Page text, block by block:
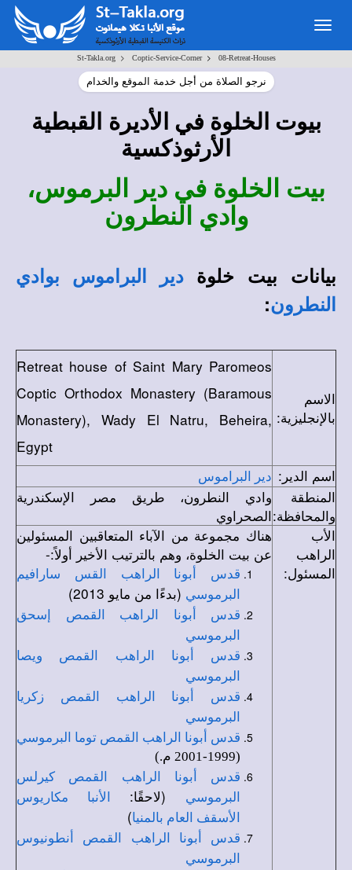
St-Takla.org> Coptic-Service-Corner> 08-Retreat-Houses
نرجو الصلاة من أجل خدمة الموقع والخدام
بيوت الخلوة في الأديرة القبطية
الأرثوذكسية
بيت الخلوة في دير البرموس،
وادي النطرون
بيانات بيت خلوةدير البراموس بوادي
النطرون:
الاسم
بالإنجليزية:
Retreat house of Saint Mary Paromeos
Coptic Orthodox Monastery (Baramous
Monastery), Wady El Natru, Beheira,
Egypt
اسم الدير: دير البراموس
المنطقة
والمحافظة:
وادي النطرون، طريق مصر الإسكندرية
الصحراوي
الأب
الراهب
المسئول:
هناك مجموعة من الآباء المتعاقبين المسئولين
عن بيت الخلوة، وهم بالترتيب الأخير أولاً:-
قدس أبونا الراهب القس سارافيم
البرموسي (بدءًا من مايو 2013)
قدس أبونا الراهب القمص إسحق
البرموسي
قدس أبونا الراهب القمص ويصا
البرموسي
قدس أبونا الراهب القمص زكريا
البرموسي
قدس أبونا الراهب القمص توما البرموسي
(1999-2001 م.)
قدس أبونا الراهب القمص كيرلس
البرموسي
(لاحقًا:
الأنبا مكاريوس
الأسقف العام بالمنيا)
قدس أبونا الراهب القمص أنطونيوس
البرموسي